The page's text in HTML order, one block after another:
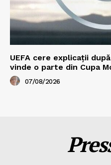
UEFA cere explicații
vinde o parte din Cupa
07/08/2026